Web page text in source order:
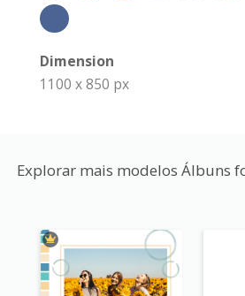
Dimension
1100 x 850 px
Explorar mais modelos Álbuns